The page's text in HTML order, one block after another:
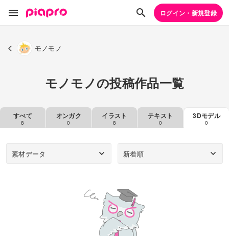
ログイン・新規登録
モノモノ
モノモノの投稿作品一覧
すべて
8
オンガク
0
イラスト
8
テキスト
0
3Dモデル
0
素材データ 新着順